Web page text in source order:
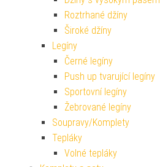
Roztrhané džíny
Široké džíny
Legíny
Černé legíny
Push up tvarující legíny
Sportovní legíny
Žebrované legíny
Soupravy/Komplety
Tepláky
Volné tepláky